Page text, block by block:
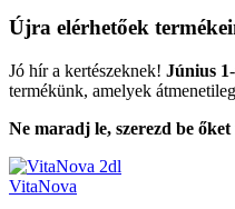
Újra elérhetőek
Jó hír a kertészeknek! Június 1
termékünk, amelyek
Ne maradj le, szerezd be
VitaNova